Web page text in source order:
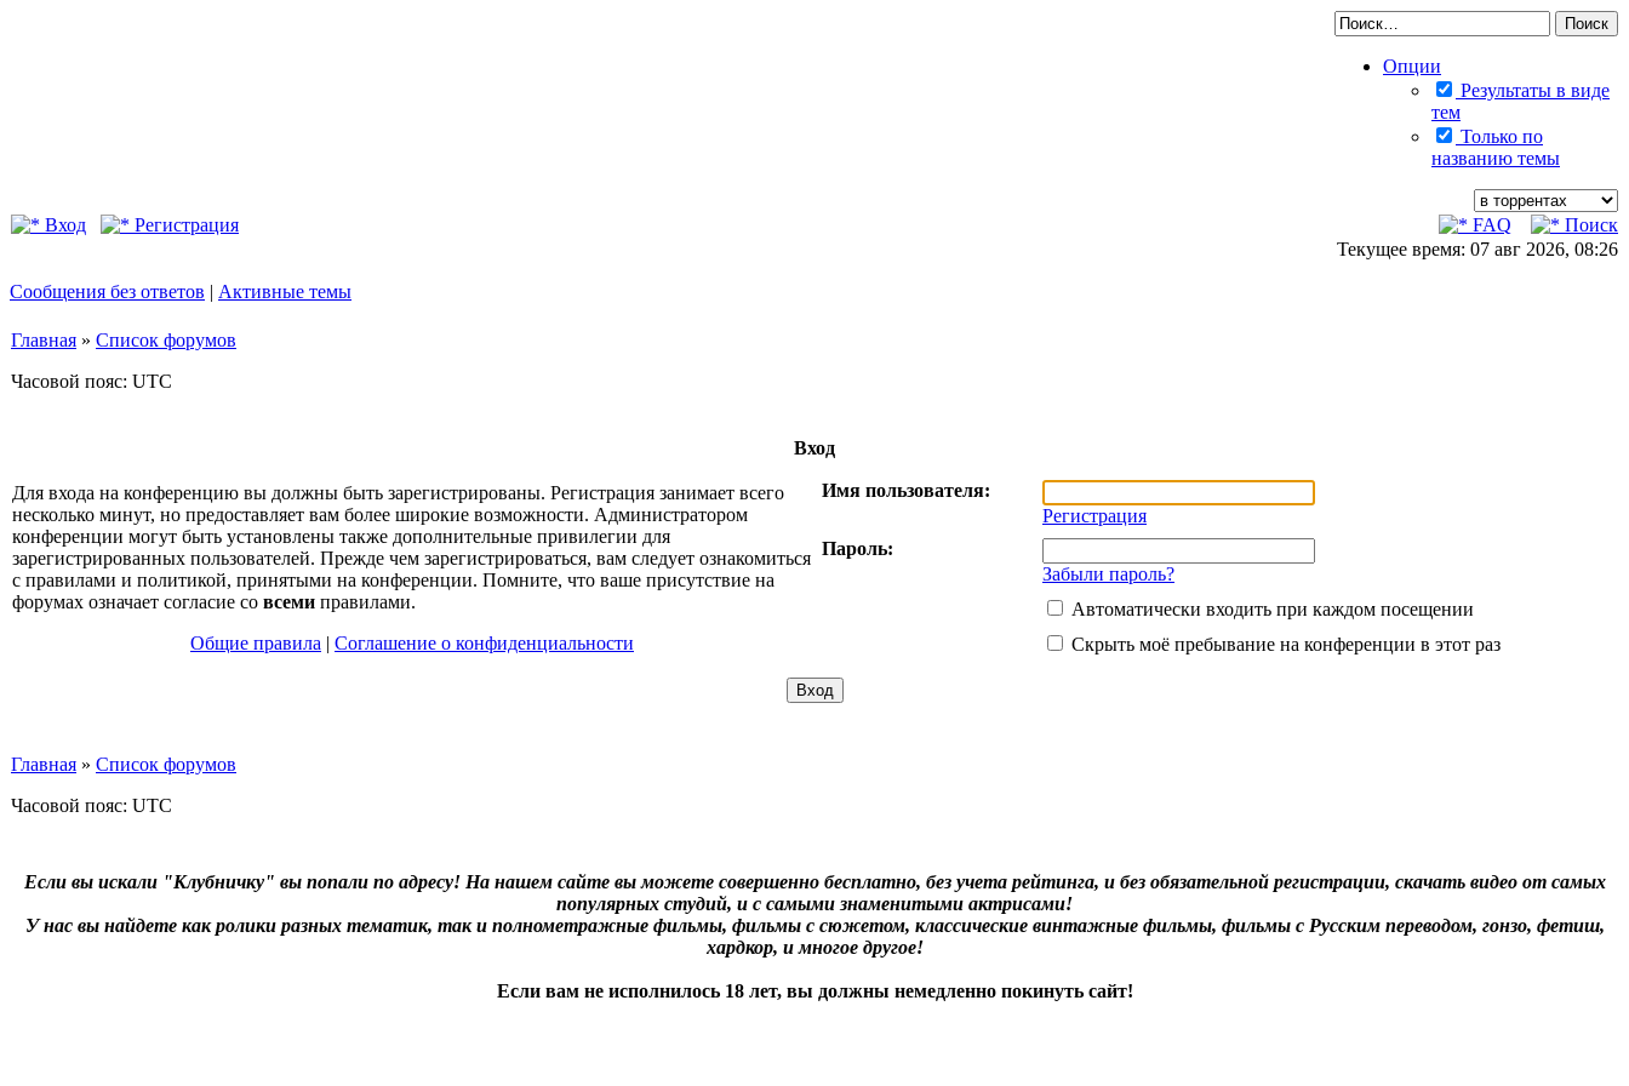
Опции
Результаты в виде
тем
Только по
названию темы
Вход Регистрация FAQ
Поиск
Текущее время: 07 авг 2026, 08:26
Сообщения без ответов | Активные темы
Главная » Список форумов
Часовой пояс: UTC
Вход
Для входа на конференцию вы должны быть зарегистрированы. Регистрация занимает всего
несколько минут, но предоставляет вам более широкие возможности. Администратором
конференции могут быть установлены также дополнительные привилегии для
зарегистрированных пользователей. Прежде чем зарегистрироваться, вам следует ознакомиться
с правилами и политикой, принятыми на конференции. Помните, что ваше присутствие на
форумах означает согласие со всеми правилами.
Общие правила | Соглашение о конфиденциальности
Имя пользователя:
Регистрация
Пароль:
Забыли пароль?
Автоматически входить при каждом посещении
Скрыть моё пребывание на конференции в этот раз
Главная » Список форумов
Часовой пояс: UTC
Если вы искали "Клубничку" вы попали по адресу! На нашем сайте вы можете совершенно бесплатно, без учета рейтинга, и без обязательной регистрации, скачать видео от самых
популярных студий, и с самыми знаменитыми актрисами!
У нас вы найдете как ролики разных тематик, так и полнометражные фильмы, фильмы с сюжетом, классические винтажные фильмы, фильмы с Русским переводом, гонзо, фетиш,
хардкор, и многое другое!
Если вам не исполнилось 18 лет, вы должны немедленно покинуть сайт!